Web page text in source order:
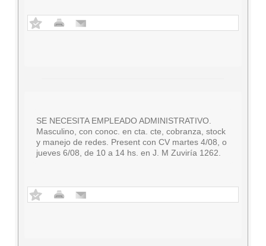
SE NECESITA EMPLEADO ADMINISTRATIVO.
Masculino, con conoc. en cta. cte, cobranza, stock
y manejo de redes. Present con CV martes 4/08, o
jueves 6/08, de 10 a 14 hs. en J. M Zuviría 1262.